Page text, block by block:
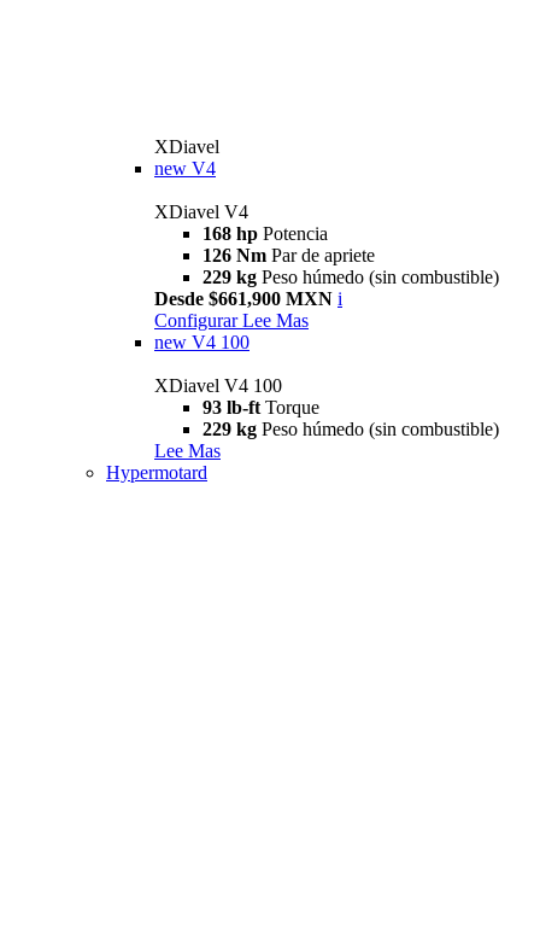
XDiavel
new V4
XDiavel V4
168 hp Potencia
126 Nm Par de apriete
229 kg Peso húmedo (sin combustible)
Desde $661,900 MXN i
Configurar Lee Mas
new V4 100
XDiavel V4 100
93 lb-ft Torque
229 kg Peso húmedo (sin combustible)
Lee Mas
Hypermotard